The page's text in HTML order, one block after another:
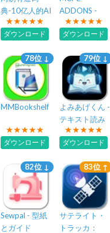
典-10亿人的AI
查词翻译助手
ダウンロード
ADDONS -
Morph Mods
ダウンロード
78位 ↓
MMBookshelf
ダウンロード
79位 ↓
よみあげくん -
テキスト読み
上げ
ダウンロード
82位 ↓
Sewpal - 型紙
とガイド
83位 ↑
サテライト・
トラッカ：